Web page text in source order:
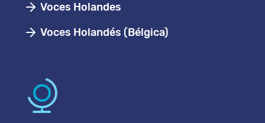
Voces Holandes
Voces Holandés (Bélgica)